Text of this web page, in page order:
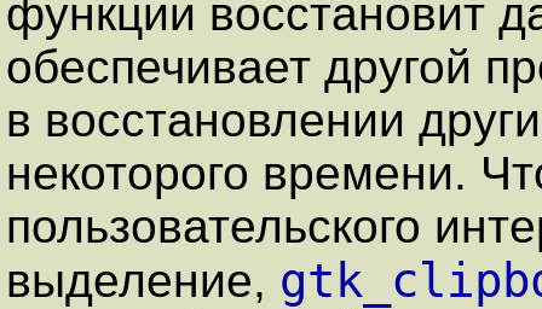
функции восстановит
обеспечивает другой
в восстановлении
некоторого времени.
пользовательского
выделение,